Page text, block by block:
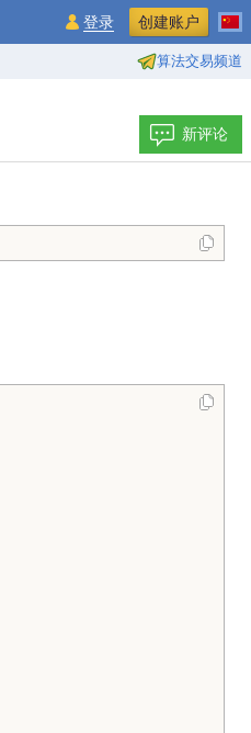
算法交易频道
登录 创建账户
新评论